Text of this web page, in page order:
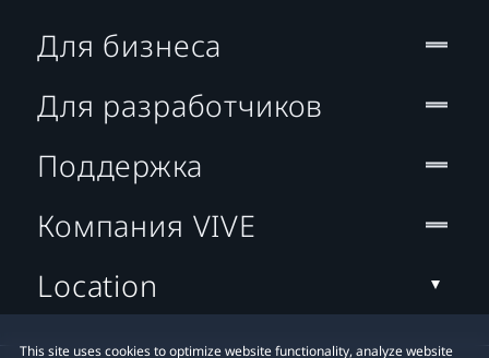
This site uses cookies to optimize website functionality, analyze website
Для бизнеса
Для разработчиков
Поддержка
Компания VIVE
Location